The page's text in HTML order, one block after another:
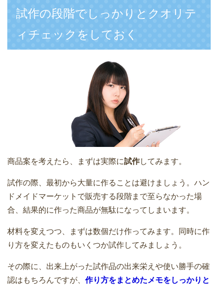
試作の段階でしっかりとクオリテ
ィチェックをしておく
商品案を考えたら、まずは実際に試作してみます。
試作の際、最初から大量に作ることは避けましょう。ハン
ドメイドマーケットで販売する段階まで至らなかった場
合、結果的に作った商品が無駄になってしまいます。
材料を変えつつ、まずは数個だけ作ってみます。同時に作
り方を変えたものもいくつか試作してみましょう。
その際に、出来上がった試作品の出来栄えや使い勝手の確
認はもちろんですが、 作り方をまとめたメモをしっかりと